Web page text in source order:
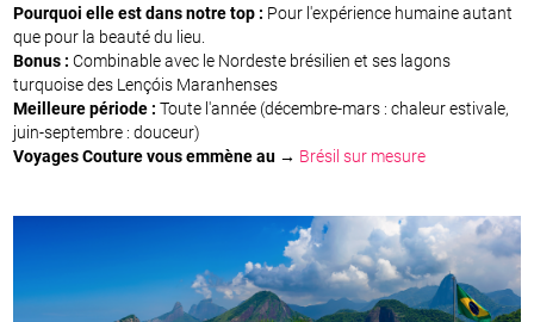
Pourquoi elle est dans notre top : Pour l'expérience humaine autant
que pour la beauté du lieu.
Bonus : Combinable avec le Nordeste brésilien et ses lagons
turquoise des Lençóis Maranhenses
Meilleure période : Toute l'année (décembre-mars : chaleur estivale,
juin-septembre : douceur)
Voyages Couture vous emmène au → Brésil sur mesure